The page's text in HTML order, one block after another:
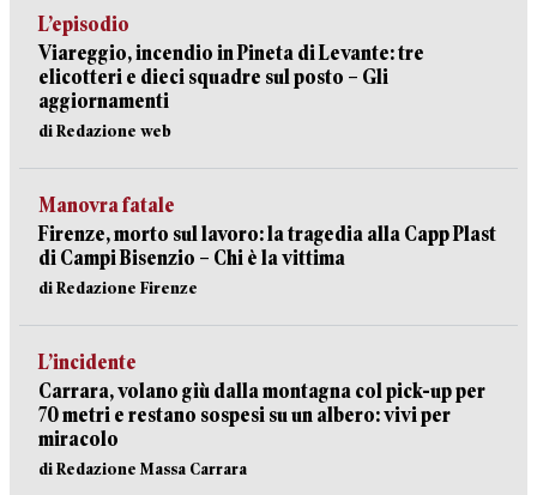
L’episodio
Viareggio, incendio in Pineta di Levante: tre
elicotteri e dieci squadre sul posto – Gli
aggiornamenti
di Redazione web
Manovra fatale
Firenze, morto sul lavoro: la tragedia alla Capp Plast
di Campi Bisenzio – Chi è la vittima
di Redazione Firenze
L’incidente
Carrara, volano giù dalla montagna col pick-up per
70 metri e restano sospesi su un albero: vivi per
miracolo
di Redazione Massa Carrara